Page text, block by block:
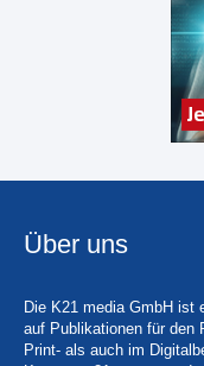
Über uns
Die K21 media GmbH ist
auf Publikationen für den
Print- als auch im